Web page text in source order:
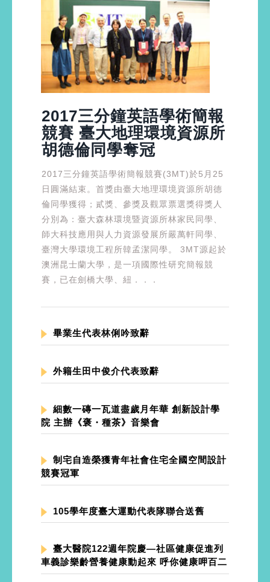
2017三分鐘英語學術簡報
競賽 臺大地理環境資源所
胡德倫同學奪冠
2017三分鐘英語學術簡報競賽(3MT)於5月25
日圓滿結束。首獎由臺大地理環境資源所胡德
倫同學獲得；貳獎、參獎及觀眾票選獎得獎人
分別為：臺大森林環境暨資源所林家民同學、
師大科技應用與人力資源發展所嚴萬軒同學、
臺灣大學環境工程所韓孟潔同學。 3MT源起於
澳洲昆士蘭大學，是一項國際性研究簡報競
賽，已在劍橋大學、紐．．．
畢業生代表林俐吟致辭
外籍生田中俊介代表致辭
細數一磚一瓦道盡歲月年華 創新設計學
院 主辦《褒・種茶》音樂會
制宅自造榮獲青年社會住宅全國空間設計
競賽冠軍
105學年度臺大運動代表隊聯合送舊
臺大醫院122週年院慶—社區健康促進列
車義診樂齡營養健康動起來 呼你健康呷百二